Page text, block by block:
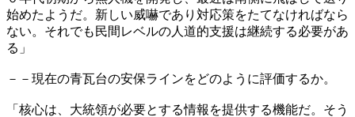
始めたようだ。新しい威嚇であり対応策をたてなければなら
ない。それでも民間レベルの人道的支援は継続する必要があ
る」
－－現在の青瓦台の安保ラインをどのように評価するか。
「核心は、大統領が必要とする情報を提供する機能だ。そう